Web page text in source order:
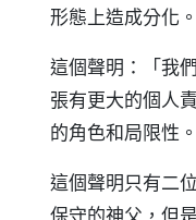
形態上造成分化
這個聲明：「我
張有更大的個人
的角色和局限性。
這個聲明只有二